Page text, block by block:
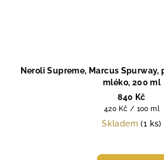
Neroli Supreme, Marcus Spurway,
mléko, 200 ml
840 Kč
Měrná
cena:
420 Kč / 100 ml
Skladem(1 ks)